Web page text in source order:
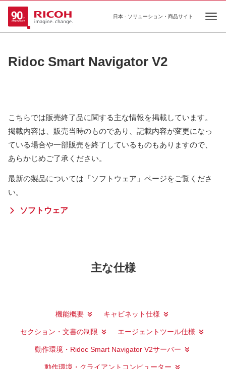
日本 - ソリューション・商品サイト
Ridoc Smart Navigator V2
こちらでは販売終了品に関する主な情報を掲載しています。
掲載内容は、販売当時のものであり、記載内容が変更になっ
ている場合や一部販売を終了しているものもありますので、
あらかじめご了承ください。
最新の製品については「ソフトウェア」ページをご覧くださ
い。
ソフトウェア
主な仕様
機能概要 キャビネット仕様
セクション・文書の制限 エージェントツール仕様
動作環境・Ridoc Smart Navigator V2サーバー
動作環境・クライアントコンピューター